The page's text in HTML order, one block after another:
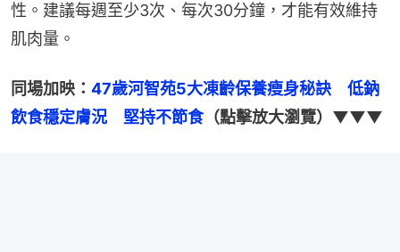
性。建議每週至少3次、每次30分鐘，才能有效維持
肌肉量。
同場加映： 47歲河智苑5大凍齡保養瘦身秘訣　低鈉
飲食穩定膚況　堅持不節食（點擊放大瀏覽）▼▼▼